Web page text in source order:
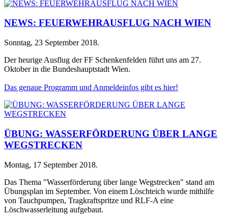
NEWS: FEUERWEHRAUSFLUG NACH WIEN
Sonntag, 23 September 2018.
Der heurige Ausflug der FF Schenkenfelden führt uns am 27.
Oktober in die Bundeshauptstadt Wien.
Das genaue Programm und Anmeldeinfos gibt es hier!
ÜBUNG: WASSERFÖRDERUNG ÜBER LANGE
WEGSTRECKEN
Montag, 17 September 2018.
Das Thema "Wasserförderung über lange Wegstrecken" stand am
Übungsplan im September. Von einem Löschteich wurde mithilfe
von Tauchpumpen, Tragkraftspritze und RLF-A eine
Löschwasserleitung aufgebaut.